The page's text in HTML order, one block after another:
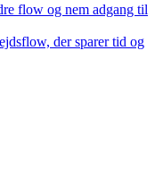
flow og nem adgang til
der sparer tid og